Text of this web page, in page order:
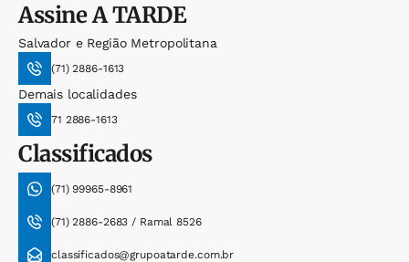
AssineA TARDE
Salvador e Região Metropolitana
(71) 2886-1613
Demais localidades
71 2886-1613
Classificados
(71) 99965-8961
(71) 2886-2683 / Ramal 8526
classificados@grupoatarde.com.br